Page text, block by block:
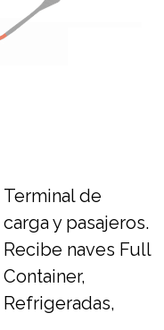
Terminal de
carga y pasajeros.
Recibe naves Full
Container,
Refrigeradas,